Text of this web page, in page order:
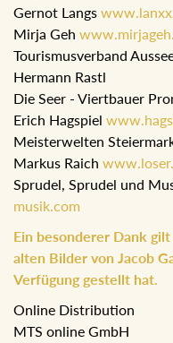
Gernot Langs
Mirja Geh
Tourismusverband
Hermann Rastl
Die Seer - Viertbauer
Erich Hagspiel
Meisterwelten
Markus Raich
Sprudel, Sprudel und
musik.com
Ein besonderer Dank
alten Bilder von Jacob
Verfügung gestellt hat.
Online Distribution
MTS online GmbH